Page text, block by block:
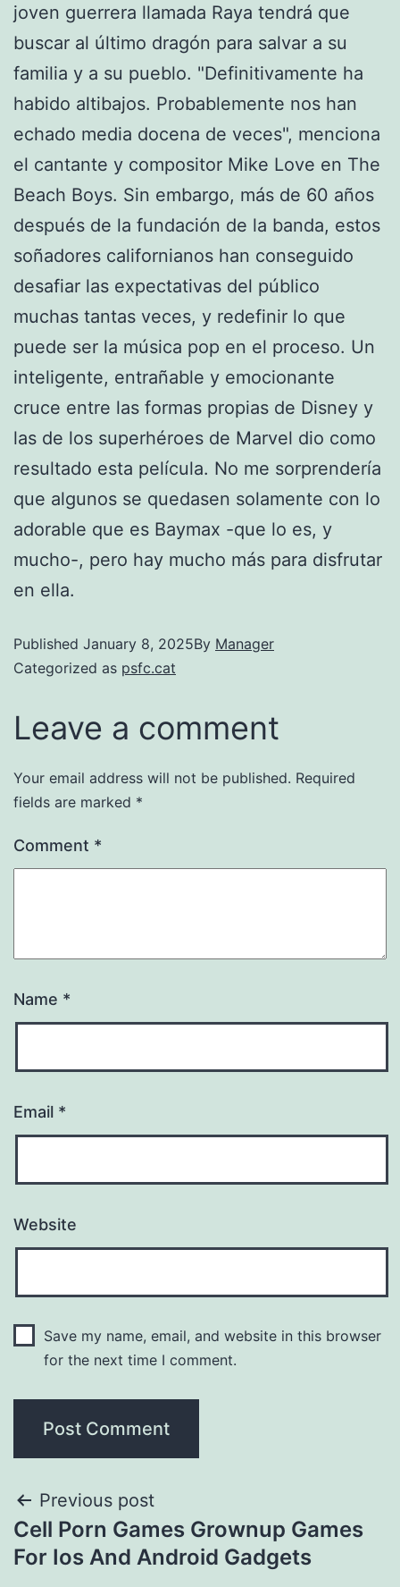
joven guerrera llamada Raya tendrá que
buscar al último dragón para salvar a su
familia y a su pueblo. "Definitivamente ha
habido altibajos. Probablemente nos han
echado media docena de veces", menciona
el cantante y compositor Mike Love en The
Beach Boys. Sin embargo, más de 60 años
después de la fundación de la banda, estos
soñadores californianos han conseguido
desafiar las expectativas del público
muchas tantas veces, y redefinir lo que
puede ser la música pop en el proceso. Un
inteligente, entrañable y emocionante
cruce entre las formas propias de Disney y
las de los superhéroes de Marvel dio como
resultado esta película. No me sorprendería
que algunos se quedasen solamente con lo
adorable que es Baymax -que lo es, y
mucho-, pero hay mucho más para disfrutar
en ella.
Published January 8, 2025By Manager
Categorized as psfc.cat
Leave a comment
Your email address will not be published. Required
fields are marked *
Comment *
Name *
Email *
Website
Save my name, email, and website in this browser
for the next time I comment.
Previous post
Cell Porn Games Grownup Games
For Ios And Android Gadgets